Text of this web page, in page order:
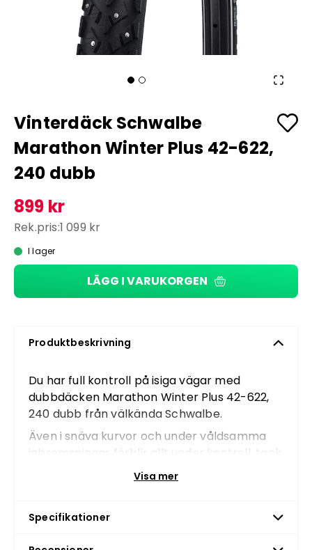
Vinterdäck Schwalbe
Marathon Winter Plus 42-622,
240 dubb
899 kr
Rek.pris:1 099 kr
I lager
LÄGG I VARUKORGEN
Produktbeskrivning
Du har full kontroll på isiga vägar med
dubbdäcken Marathon Winter Plus 42-622,
240 dubb från välkända Schwalbe.
Även i snäva kurvor och under våldsamma
inbromsningar förblir allt under kontroll, tack
vare speciell vinterblandning, lamellbana
och upp till 240 spikar. För bästa möjliga
SmartGuard-lager. Schwalbe skyddsnivå 7.
Dimensioner:
Visa mer
Specifikationer